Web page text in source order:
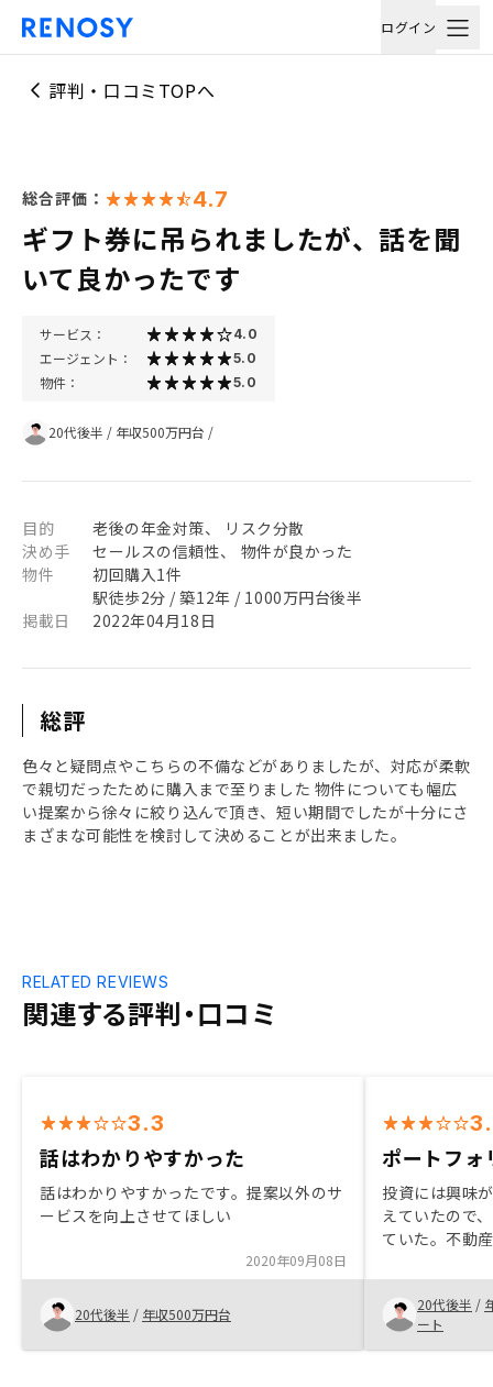
ログイン
評判・口コミTOPへ
総合評価： 4.7
ギフト券に吊られましたが、話を聞
いて良かったです
サービス： 4.0
エージェント： 5.0
物件： 5.0
20代後半 / 年収500万円台 /
目的
老後の年金対策、 リスク分散
決め手
セールスの信頼性、 物件が良かった
物件
初回購入1件
駅徒歩2分 / 築12年 / 1000万円台後半
掲載日
2022年04月18日
総評
色々と疑問点やこちらの不備などがありましたが、対応が柔軟
で親切だったために購入まで至りました 物件についても幅広
い提案から徐々に絞り込んで頂き、短い期間でしたが十分にさ
まざまな可能性を検討して決めることが出来ました。
関連する評判・口コミ
RELATED REVIEWS
3.3
話はわかりやすかった
話はわかりやすかったです。提案以外のサ
ービスを向上させてほしい
2020年09月08日
20代後半 / 年収500万円台
ポートフォ
投資には興味
えていたので
ていた。不動
は中長期の投
間違えなけれ
外れることも
20代でかなり
20代後半 /
ート